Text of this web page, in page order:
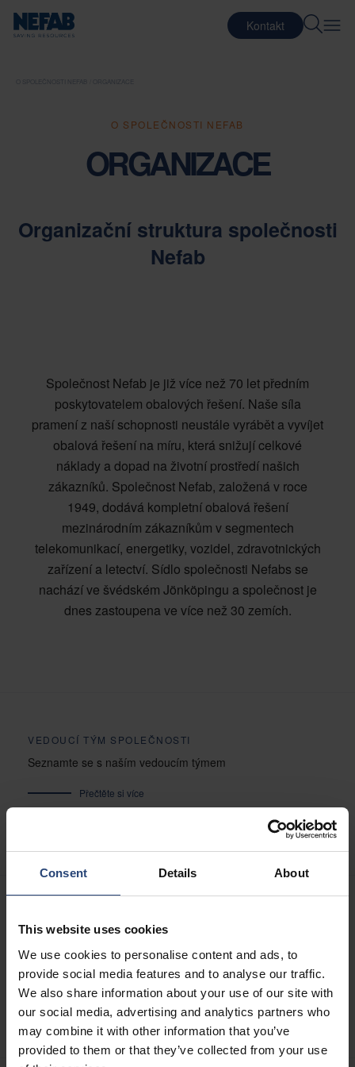
Consent Details About
This website uses cookies
We use cookies to personalise content and ads, to
provide social media features and to analyse our traffic.
We also share information about your use of our site with
our social media, advertising and analytics partners who
may combine it with other information that you’ve
provided to them or that they’ve collected from your use
Kontakt
O SPOLEČNOSTI NEFAB
ORGANIZACE
O SPOLEČNOSTI NEFAB ORGANIZACE
Organizační struktura společnosti
Nefab
Společnost Nefab je již více než 70 let předním
poskytovatelem obalových řešení. Naše síla
pramení z naší schopnosti neustále vyrábět a vyvíjet
obalová řešení na míru, která snižují celkové
náklady a dopad na životní prostředí našich
zákazníků. Společnost Nefab, založená v roce
1949, dodává kompletní obalová řešení
mezinárodním zákazníkům v segmentech
telekomunikací, energetiky, vozidel, zdravotnických
zařízení a letectví. Sídlo společnosti Nefabs se
nachází ve švédském Jönköpingu a společnost je
dnes zastoupena ve více než 30 zemích.
VEDOUCÍ TÝM SPOLEČNOSTI
Seznamte se s naším vedoucím týmem
Přečtěte si více
PŘEDSTAVENSTVO
Dozvědět se více